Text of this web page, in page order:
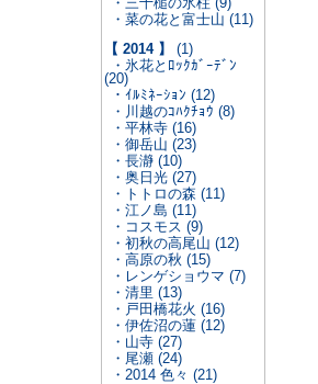
・菜の花と富士山 (11)
【 2014 】
(1)
・氷花とﾛｯｸｶﾞｰﾃﾞﾝ
(20)
・ｲﾙﾐﾈｰｼｮﾝ (12)
・川越のｺﾊｸﾁｮｳ (8)
・平林寺 (16)
・御岳山 (23)
・長瀞 (10)
・奥日光 (27)
・トトロの森 (11)
・江ノ島 (11)
・コスモス (9)
・初秋の高尾山 (12)
・高原の秋 (15)
・レンゲショウマ (7)
・清里 (13)
・戸田橋花火 (16)
・伊佐沼の蓮 (12)
・山寺 (27)
・尾瀬 (24)
・2014 色々 (21)